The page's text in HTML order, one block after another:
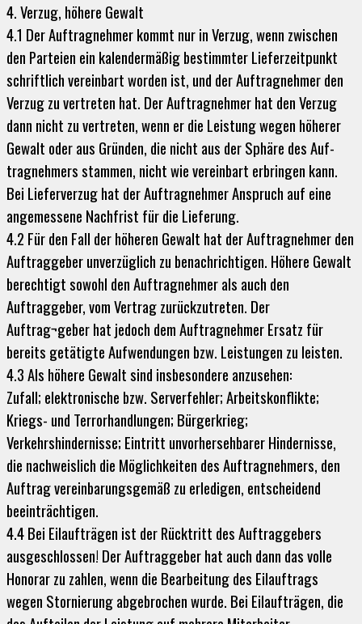
4. Verzug, höhere Gewalt
4.1 Der Auftragnehmer kommt nur in Verzug, wenn zwischen
den Parteien ein kalendermäßig bestimmter Lieferzeitpunkt
schriftlich vereinbart worden ist, und der Auftragnehmer den
Verzug zu vertreten hat. Der Auftragnehmer hat den Verzug
dann nicht zu vertreten, wenn er die Leistung wegen höherer
Gewalt oder aus Gründen, die nicht aus der Sphäre des Auf-
tragnehmers stammen, nicht wie vereinbart erbringen kann.
Bei Lieferverzug hat der Auftragnehmer Anspruch auf eine
angemessene Nachfrist für die Lieferung.
4.2 Für den Fall der höheren Gewalt hat der Auftragnehmer den
Auftraggeber unverzüglich zu benachrichtigen. Höhere Gewalt
berechtigt sowohl den Auftragnehmer als auch den
Auftraggeber, vom Vertrag zurückzutreten. Der
Auftrag¬geber hat jedoch dem Auftragnehmer Ersatz für
bereits getätigte Aufwendungen bzw. Leistungen zu leisten.
4.3 Als höhere Gewalt sind insbesondere anzusehen:
Zufall; elektronische bzw. Serverfehler; Arbeitskonflikte;
Kriegs- und Terrorhandlungen; Bürgerkrieg;
Verkehrshindernisse; Eintritt unvorhersehbarer Hindernisse,
die nachweislich die Möglichkeiten des Auftragnehmers, den
Auftrag vereinbarungsgemäß zu erledigen, entscheidend
beeinträchtigen.
4.4 Bei Eilaufträgen ist der Rücktritt des Auftraggebers
ausgeschlossen! Der Auftraggeber hat auch dann das volle
Honorar zu zahlen, wenn die Bearbeitung des Eilauftrags
wegen Stornierung abgebrochen wurde. Bei Eilaufträgen, die